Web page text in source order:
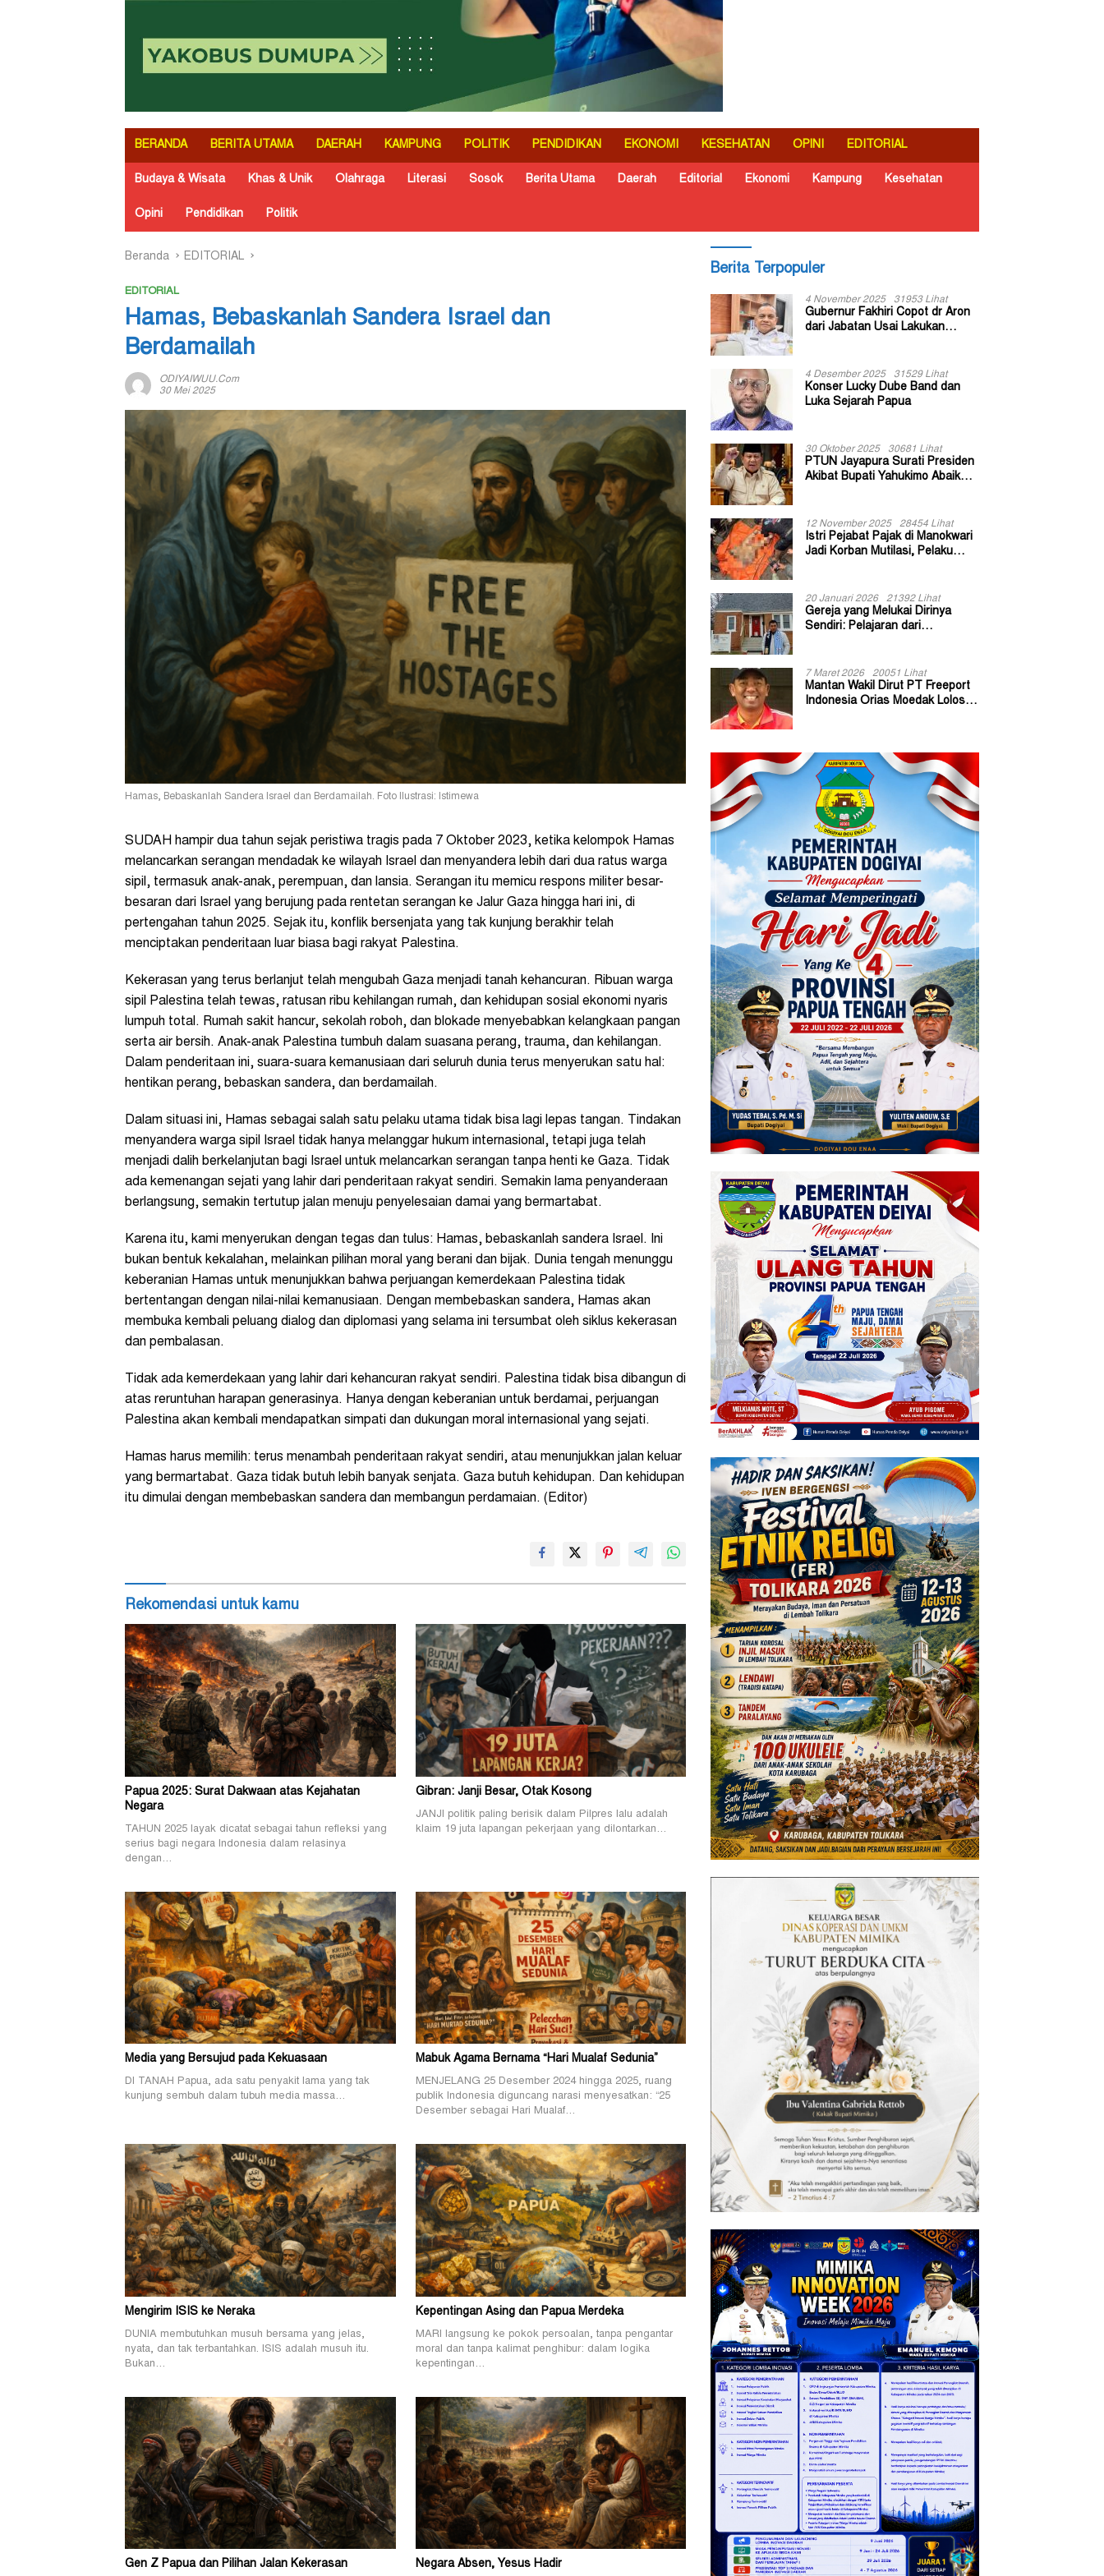
BERANDA BERITA UTAMA DAERAH KAMPUNG POLITIK PENDIDIKAN EKONOMI KESEHATAN OPINI EDITORIAL
Budaya & Wisata Khas & Unik Olahraga Literasi Sosok Berita Utama Daerah Editorial Ekonomi Kampung Kesehatan
Opini Pendidikan Politik
Beranda EDITORIAL
EDITORIAL
Hamas, Bebaskanlah Sandera Israel dan
Berdamailah
ODIYAIWUU.com
30 Mei 2025
Hamas, Bebaskanlah Sandera Israel dan Berdamailah. Foto Ilustrasi: Istimewa
SUDAH hampir dua tahun sejak peristiwa tragis pada 7 Oktober 2023, ketika kelompok Hamas
melancarkan serangan mendadak ke wilayah Israel dan menyandera lebih dari dua ratus warga
sipil, termasuk anak-anak, perempuan, dan lansia. Serangan itu memicu respons militer besar-
besaran dari Israel yang berujung pada rentetan serangan ke Jalur Gaza hingga hari ini, di
pertengahan tahun 2025. Sejak itu, konflik bersenjata yang tak kunjung berakhir telah
menciptakan penderitaan luar biasa bagi rakyat Palestina.
Kekerasan yang terus berlanjut telah mengubah Gaza menjadi tanah kehancuran. Ribuan warga
sipil Palestina telah tewas, ratusan ribu kehilangan rumah, dan kehidupan sosial ekonomi nyaris
lumpuh total. Rumah sakit hancur, sekolah roboh, dan blokade menyebabkan kelangkaan pangan
serta air bersih. Anak-anak Palestina tumbuh dalam suasana perang, trauma, dan kehilangan.
Dalam penderitaan ini, suara-suara kemanusiaan dari seluruh dunia terus menyerukan satu hal:
hentikan perang, bebaskan sandera, dan berdamailah.
Dalam situasi ini, Hamas sebagai salah satu pelaku utama tidak bisa lagi lepas tangan. Tindakan
menyandera warga sipil Israel tidak hanya melanggar hukum internasional, tetapi juga telah
menjadi dalih berkelanjutan bagi Israel untuk melancarkan serangan tanpa henti ke Gaza. Tidak
ada kemenangan sejati yang lahir dari penderitaan rakyat sendiri. Semakin lama penyanderaan
berlangsung, semakin tertutup jalan menuju penyelesaian damai yang bermartabat.
Karena itu, kami menyerukan dengan tegas dan tulus: Hamas, bebaskanlah sandera Israel. Ini
bukan bentuk kekalahan, melainkan pilihan moral yang berani dan bijak. Dunia tengah menunggu
keberanian Hamas untuk menunjukkan bahwa perjuangan kemerdekaan Palestina tidak
bertentangan dengan nilai-nilai kemanusiaan. Dengan membebaskan sandera, Hamas akan
membuka kembali peluang dialog dan diplomasi yang selama ini tersumbat oleh siklus kekerasan
dan pembalasan.
Tidak ada kemerdekaan yang lahir dari kehancuran rakyat sendiri. Palestina tidak bisa dibangun di
atas reruntuhan harapan generasinya. Hanya dengan keberanian untuk berdamai, perjuangan
Palestina akan kembali mendapatkan simpati dan dukungan moral internasional yang sejati.
Hamas harus memilih: terus menambah penderitaan rakyat sendiri, atau menunjukkan jalan keluar
yang bermartabat. Gaza tidak butuh lebih banyak senjata. Gaza butuh kehidupan. Dan kehidupan
itu dimulai dengan membebaskan sandera dan membangun perdamaian. (Editor)
Rekomendasi untuk kamu
Papua 2025: Surat Dakwaan atas Kejahatan
Negara
TAHUN 2025 layak dicatat sebagai tahun refleksi yang
serius bagi negara Indonesia dalam relasinya
dengan…
Gibran: Janji Besar, Otak Kosong
JANJI politik paling berisik dalam Pilpres lalu adalah
klaim 19 juta lapangan pekerjaan yang dilontarkan…
Media yang Bersujud pada Kekuasaan
DI TANAH Papua, ada satu penyakit lama yang tak
kunjung sembuh dalam tubuh media massa…
Mabuk Agama Bernama “Hari Mualaf Sedunia”
MENJELANG 25 Desember 2024 hingga 2025, ruang
publik Indonesia diguncang narasi menyesatkan: “25
Desember sebagai Hari Mualaf…
Mengirim ISIS ke Neraka
DUNIA membutuhkan musuh bersama yang jelas,
nyata, dan tak terbantahkan. ISIS adalah musuh itu.
Bukan…
Kepentingan Asing dan Papua Merdeka
MARI langsung ke pokok persoalan, tanpa pengantar
moral dan tanpa kalimat penghibur: dalam logika
kepentingan…
Gen Z Papua dan Pilihan Jalan Kekerasan Negara Absen, Yesus Hadir
Berita Terpopuler
4 November 2025 31953 Lihat
Gubernur Fakhiri Copot dr Aron
dari Jabatan Usai Lakukan
4 Desember 2025 31529 Lihat
Konser Lucky Dube Band dan
Luka Sejarah Papua
30 Oktober 2025 30681 Lihat
PTUN Jayapura Surati Presiden
Akibat Bupati Yahukimo Abaikan
12 November 2025 28454 Lihat
Istri Pejabat Pajak di Manokwari
Jadi Korban Mutilasi, Pelaku
20 Januari 2026 21392 Lihat
Gereja yang Melukai Dirinya
Sendiri: Pelajaran dari
7 Maret 2026 20051 Lihat
Mantan Wakil Dirut PT Freeport
Indonesia Orias Moedak Lolos